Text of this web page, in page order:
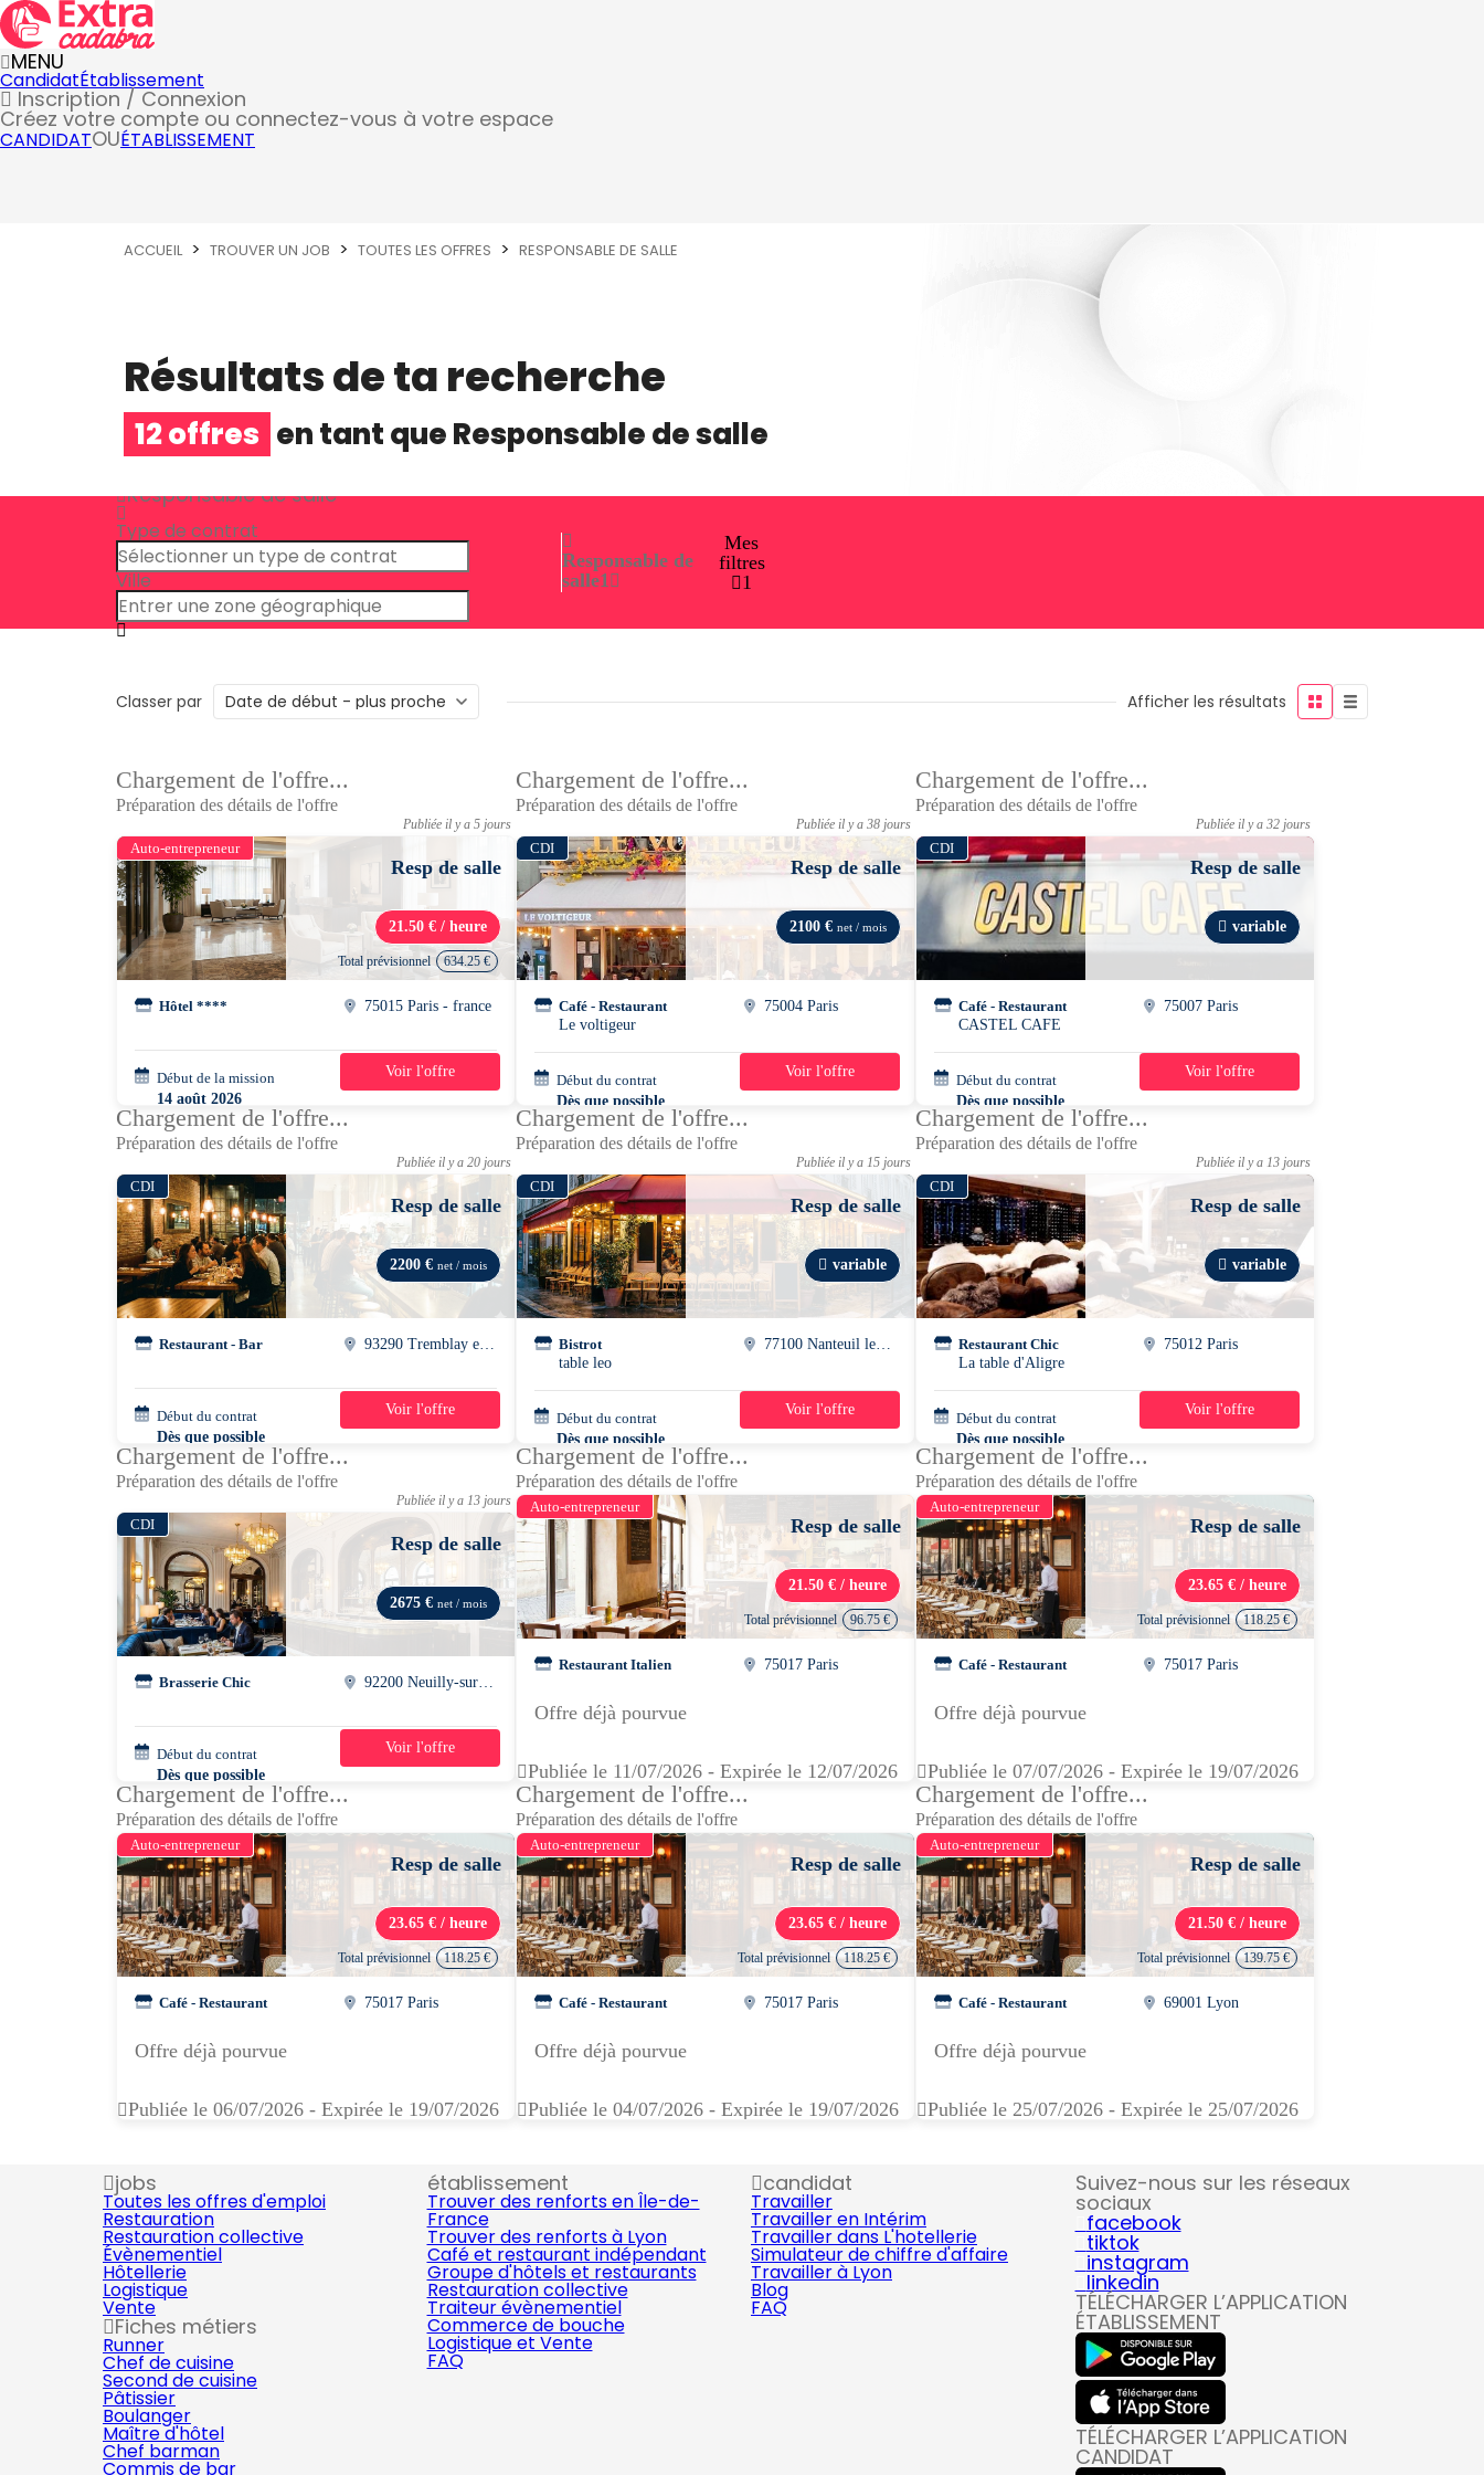
MENU
CandidatÉtablissement
Inscription / Connexion
Créez votre compte ou connectez-vous à votre espace
CANDIDATOUÉTABLISSEMENT
ACCUEIL TROUVER UN JOB TOUTES LES OFFRES RESPONSABLE DE SALLE
Résultats de ta recherche
12 offres en tant queResponsable de salle
Responsable de salle
Type de contrat
Ville
Responsable de
salle1
Mes
filtres
1
Classer par Afficher les résultats
Chargement de l'offre...
Préparation des détails de l'offre
Publiée il y a 5 jours
Auto-entrepreneur
Resp de salle
21.50 € / heure
Total prévisionnel 634.25 €
Hôtel **** 75015 Paris - france
Début de la mission
14 août 2026
17h00 - 00h15
4 jours
Voir l'offre
Chargement de l'offre...
Préparation des détails de l'offre
Publiée il y a 38 jours
CDI
Resp de salle
2100 € net / mois
Café - Restaurant
Le voltigeur
75004 Paris
Début du contrat
Dès que possible
32h/semaine
Voir l'offre
Chargement de l'offre...
Préparation des détails de l'offre
Publiée il y a 32 jours
CDI
Resp de salle
variable
Café - Restaurant
CASTEL CAFE
75007 Paris
Début du contrat
Dès que possible
47h30/semaine
Voir l'offre
Chargement de l'offre...
Préparation des détails de l'offre
Publiée il y a 20 jours
CDI
Resp de salle
2200 € net / mois
Restaurant - Bar
Début du contrat
Dès que possible
39h/semaine
Voir l'offre
Chargement de l'offre...
Préparation des détails de l'offre
Publiée il y a 15 jours
CDI
Resp de salle
variable
Bistrot
table leo
Début du contrat
Dès que possible
39h/semaine
Voir l'offre
Chargement de l'offre...
Préparation des détails de l'offre
Publiée il y a 13 jours
CDI
Resp de salle
variable
Restaurant Chic
La table d'Aligre
75012 Paris
Début du contrat
Dès que possible
46h/semaine
Voir l'offre
Chargement de l'offre...
Préparation des détails de l'offre
Publiée il y a 13 jours
CDI
Resp de salle
2675 € net / mois
Brasserie Chic
Début du contrat
Dès que possible
39h/semaine
Voir l'offre
Chargement de l'offre...
Préparation des détails de l'offre
Auto-entrepreneur
Resp de salle
21.50 € / heure
Total prévisionnel 96.75 €
Restaurant Italien 75017 Paris
Offre déjà pourvue
Publiée le 11/07/2026 - Expirée le 12/07/2026
Chargement de l'offre...
Préparation des détails de l'offre
Auto-entrepreneur
Resp de salle
23.65 € / heure
Total prévisionnel 118.25 €
Café - Restaurant 75017 Paris
Offre déjà pourvue
Publiée le 07/07/2026 - Expirée le 19/07/2026
Chargement de l'offre...
Préparation des détails de l'offre
Auto-entrepreneur
Resp de salle
23.65 € / heure
Total prévisionnel 118.25 €
Café - Restaurant 75017 Paris
Offre déjà pourvue
Publiée le 06/07/2026 - Expirée le 19/07/2026
Chargement de l'offre...
Préparation des détails de l'offre
Auto-entrepreneur
Resp de salle
23.65 € / heure
Total prévisionnel 118.25 €
Café - Restaurant 75017 Paris
Offre déjà pourvue
Publiée le 04/07/2026 - Expirée le 19/07/2026
Chargement de l'offre...
Préparation des détails de l'offre
Auto-entrepreneur
Resp de salle
21.50 € / heure
Total prévisionnel 139.75 €
Café - Restaurant 69001 Lyon
Offre déjà pourvue
Publiée le 25/07/2026 - Expirée le 25/07/2026
jobs
Toutes les offres d'emploi
Restauration
Restauration collective
Évènementiel
Hôtellerie
Logistique
Vente
Fiches métiers
Runner
Chef de cuisine
Second de cuisine
Pâtissier
Boulanger
Maître d'hôtel
Chef barman
Commis de bar
établissement
Trouver des renforts en Île-de-
France
Trouver des renforts à Lyon
Café et restaurant indépendant
Groupe d'hôtels et restaurants
Restauration collective
Traiteur évènementiel
Commerce de bouche
Logistique et Vente
FAQ
candidat
Travailler
Travailler en Intérim
Travailler dans L'hotellerie
Simulateur de chiffre d'affaire
Travailler à Lyon
Blog
FAQ
Suivez-nous sur les réseaux
sociaux
facebook
tiktok
instagram
linkedin
TÉLÉCHARGER L’APPLICATION
ÉTABLISSEMENT
TÉLÉCHARGER L’APPLICATION
CANDIDAT